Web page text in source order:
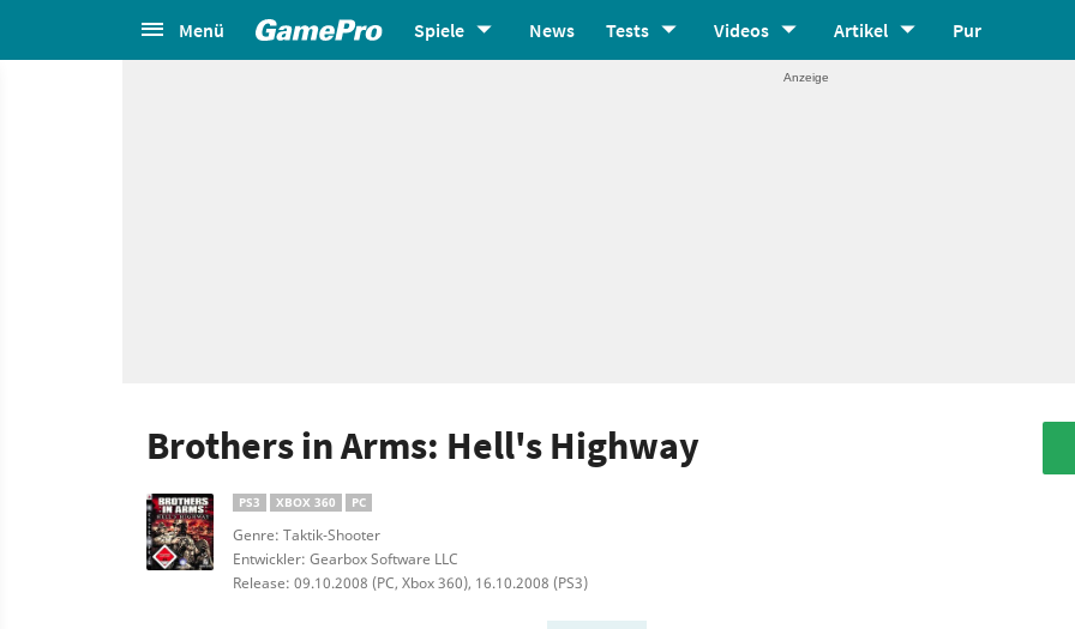
Menü Spiele News Tests Videos Artikel Pur
Brothers in Arms: Hell's Highway
PS3 XBOX 360 PC
Genre: Taktik-Shooter
Entwickler: Gearbox Software LLC
Release: 09.10.2008 (PC, Xbox 360), 16.10.2008 (PS3)